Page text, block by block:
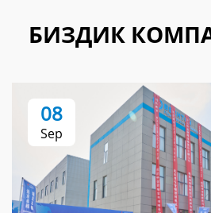
БИЗДИК
08
Sep